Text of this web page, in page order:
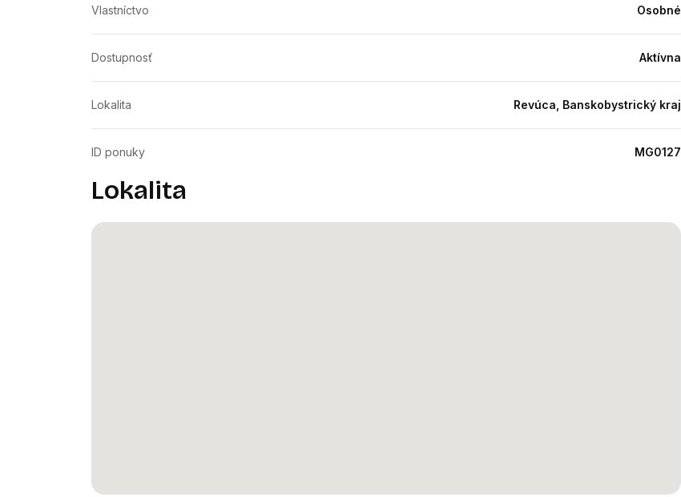
Vlastníctvo Osobné
Dostupnosť Aktívna
Lokalita Revúca, Banskobystrický kraj
ID ponuky MG0127
Lokalita